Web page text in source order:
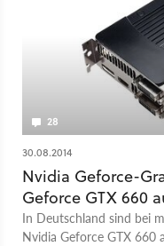
28
30.08.2014
Nvidia Geforce-
Geforce GTX 660
In Deutschland sind bei
Nvidia Geforce GTX 660